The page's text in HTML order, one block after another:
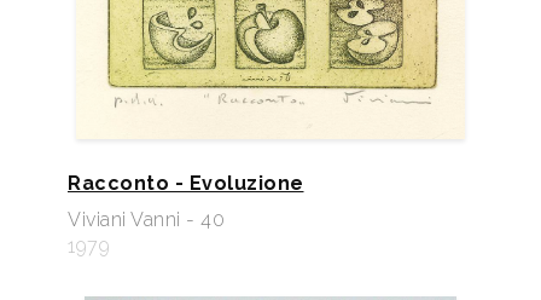
Racconto - Evoluzione
Viviani Vanni - 40
1979